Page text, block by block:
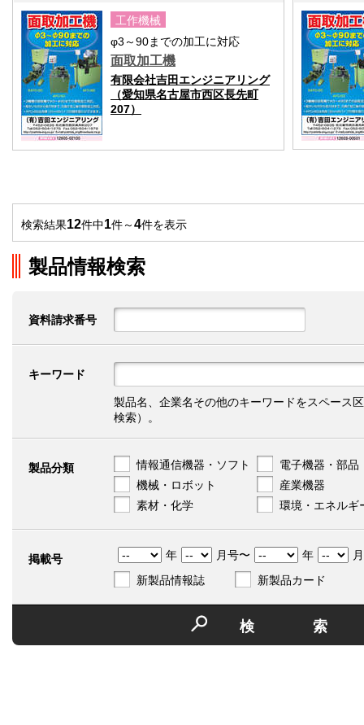
工作機械
φ3～90までの加工に対応
面取加工機
有限会社吉田エンジニアリング
（愛知県名古屋市西区長先町
207）
検索結果12件中1件～4件を表示
製品情報検索
資料請求番号
キーワード
製品名、企業名その他のキーワードをスペース
検索）。
製品分類 情報通信機器・ソフト
電子機器・部品
機械・ロボット
産業機器
素材・化学
環境・エネルギ
掲載号 年 月号〜 年
新製品情報誌
新製品カード
検